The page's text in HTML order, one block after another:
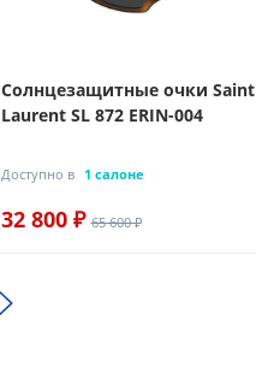
Солнцезащитные очки Saint
Laurent SL 872 ERIN-004
Доступно в 1 салоне
32 800 ₽ 65 600 ₽